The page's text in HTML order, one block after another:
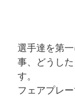
選手達を第
事、どうし
す。
フェアプレ